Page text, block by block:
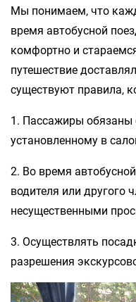
Мы понимаем, что
время автобусной
комфортно и
путешествие
существуют правила,
1. Пассажиры обязаны
установленному в
2. Во время
водителя или другого
несущественными
3. Осуществлять
разрешения